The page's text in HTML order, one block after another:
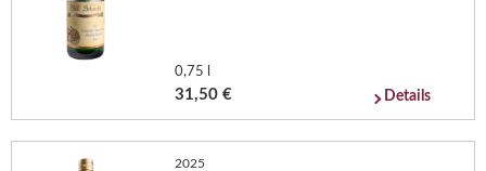
0,75 l
31,50 € Details
2025